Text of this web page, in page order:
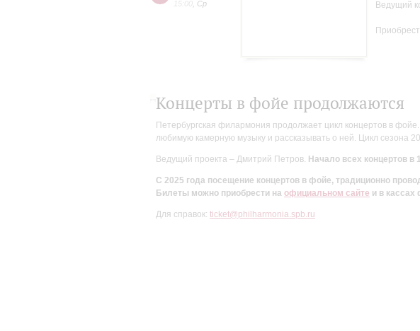
15:00 Ср Ведущий
Концерты в фойе продолжаются
Петербургская филармония продолжает цикл концертов в
любимую камерную музыку и рассказывать о ней. Цикл сезона
Ведущий проекта – Дмитрий Петров. Начало всех концертов в
С 2025 года посещение концертов в фойе, традиционно
Билеты можно приобрести на официальном сайте и в
Для справок: ticket@philharmonia.spb.ru